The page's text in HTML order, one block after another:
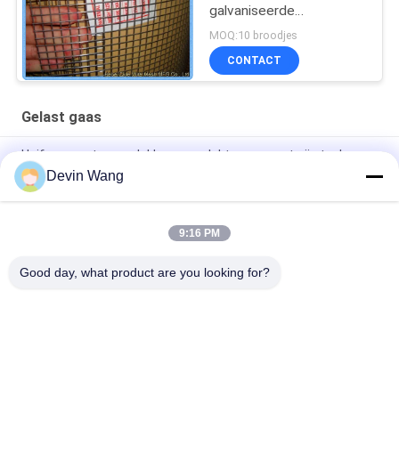
galvaniseerde
Gebeëindigde
Vriendschappelijke Eco
MOQ:10 broodjes
CONTACT
Gelast gaas
Uniforme gaten en vlakke oppervlakte van roestvrij staal
gelast draadnet 1/4" tot 3"
Roestvrijstalen gelast gaas voor hoogwaardige constructie
Roestvrij staal 304 gelast gaas 1/2 inch hardwaredoek voor
Devin Wang
9:16 PM
Good day, what product are you looking for?